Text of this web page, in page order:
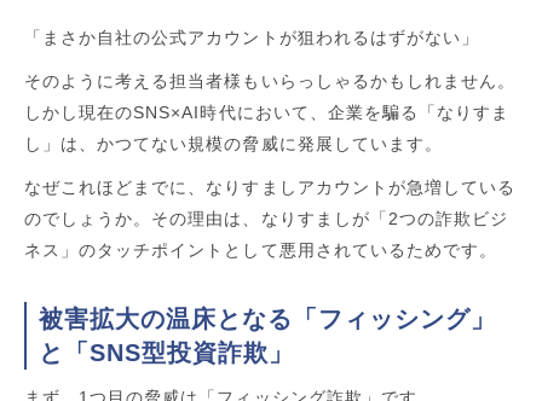
「まさか自社の公式アカウントが狙われるはずがない」
そのように考える担当者様もいらっしゃるかもしれません。
しかし現在のSNS×AI時代において、企業を騙る「なりすま
し」は、かつてない規模の脅威に発展しています。
なぜこれほどまでに、なりすましアカウントが急増している
のでしょうか。その理由は、なりすましが「2つの詐欺ビジ
ネス」のタッチポイントとして悪用されているためです。
被害拡大の温床となる「フィッシング」
と「SNS型投資詐欺」
まず、1つ目の脅威は「フィッシング詐欺」です。